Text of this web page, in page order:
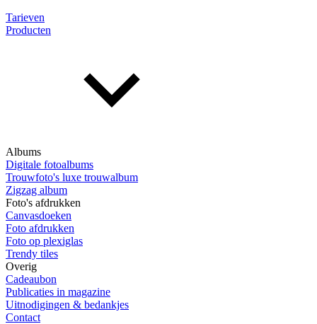
Tarieven
Producten
Albums
Digitale fotoalbums
Trouwfoto's luxe trouwalbum
Zigzag album
Foto's afdrukken
Canvasdoeken
Foto afdrukken
Foto op plexiglas
Trendy tiles
Overig
Cadeaubon
Publicaties in magazine
Uitnodigingen & bedankjes
Contact